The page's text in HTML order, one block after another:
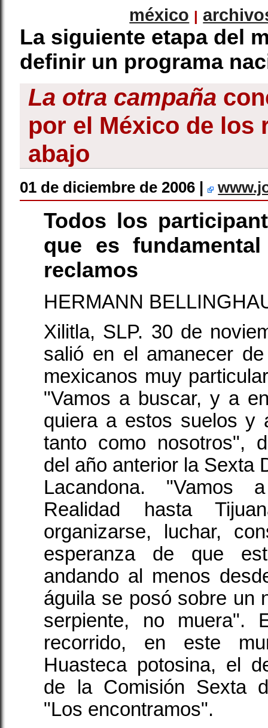
méxico |
La siguiente etapa del
definir un programa
La otra campaña
por el México de los
abajo
01 de diciembre de 2006 |
Todos los
que es
reclamos
HERMANN
Xilitla, SLP. 30 de
salió en el amanecer
mexicanos muy
"Vamos a buscar, y a
quiera a estos suelos y
tanto como nosotros",
del año anterior la Sexta
Lacandona. "Vamos
Realidad hasta
organizarse, luchar,
esperanza de que
andando al menos
águila se posó sobre un
serpiente, no muera".
recorrido, en este
Huasteca potosina, el
de la Comisión Sexta
"Los encontramos".